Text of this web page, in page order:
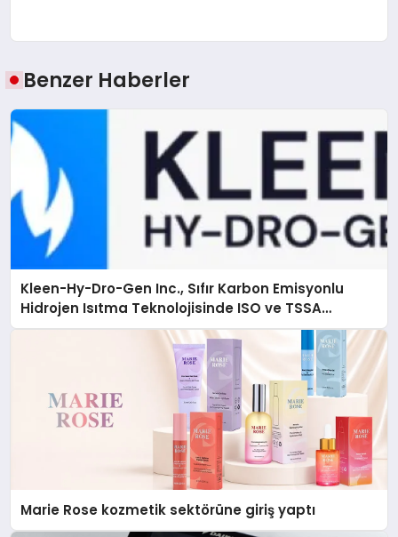
Benzer Haberler
Kleen-Hy-Dro-Gen Inc., Sıfır Karbon Emisyonlu
Hidrojen Isıtma Teknolojisinde ISO ve TSSA
Düzenleyici Onaylarını Aldı
Marie Rose kozmetik sektörüne giriş yaptı